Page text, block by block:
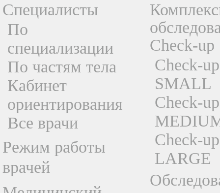
Специалисты
По
специализации
По частям тела
Кабинет
ориентирования
Все врачи
Режим работы
врачей
Check-up
Check-up
SMALL
Check-up
Check-up
LARGE